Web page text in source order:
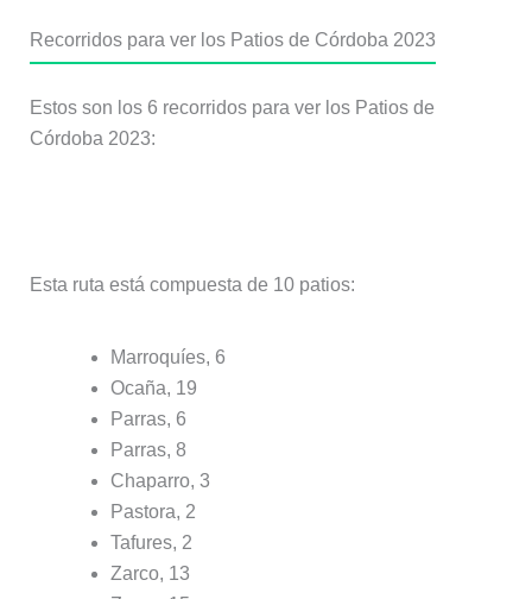
Recorridos para ver los Patios de Córdoba 2023
Estos son los 6 recorridos para ver los Patios de
Córdoba 2023:
Esta ruta está compuesta de 10 patios:
Marroquíes, 6
Ocaña, 19
Parras, 6
Parras, 8
Chaparro, 3
Pastora, 2
Tafures, 2
Zarco, 13